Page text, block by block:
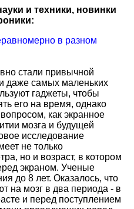
и техники, новинки
в разном
стали привычной
даже самых маленьких
гаджеты, чтобы
его на время, однако
как экранное
мозга и будущей
исследование
не только
но и возраст, в котором
экраном. Ученые
до 8 лет. Оказалось, что
на мозг в два периода - в
и перед поступлением